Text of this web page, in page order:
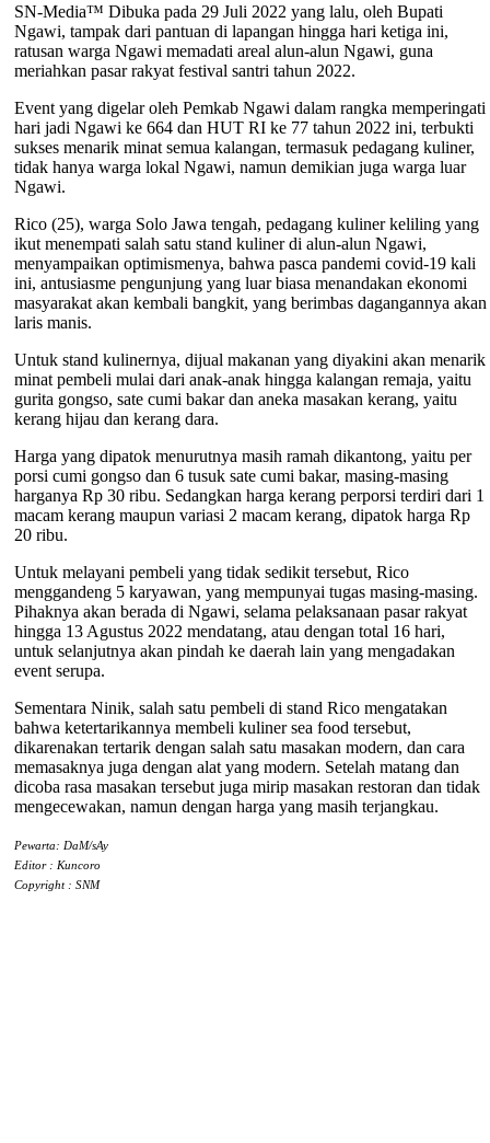
SN-Media™ Dibuka pada 29 Juli 2022 yang lalu, oleh Bupati
Ngawi, tampak dari pantuan di lapangan hingga hari ketiga ini,
ratusan warga Ngawi memadati areal alun-alun Ngawi, guna
meriahkan pasar rakyat festival santri tahun 2022.
Event yang digelar oleh Pemkab Ngawi dalam rangka memperingati
hari jadi Ngawi ke 664 dan HUT RI ke 77 tahun 2022 ini, terbukti
sukses menarik minat semua kalangan, termasuk pedagang kuliner,
tidak hanya warga lokal Ngawi, namun demikian juga warga luar
Ngawi.
Rico (25), warga Solo Jawa tengah, pedagang kuliner keliling yang
ikut menempati salah satu stand kuliner di alun-alun Ngawi,
menyampaikan optimismenya, bahwa pasca pandemi covid-19 kali
ini, antusiasme pengunjung yang luar biasa menandakan ekonomi
masyarakat akan kembali bangkit, yang berimbas dagangannya akan
laris manis.
Untuk stand kulinernya, dijual makanan yang diyakini akan menarik
minat pembeli mulai dari anak-anak hingga kalangan remaja, yaitu
gurita gongso, sate cumi bakar dan aneka masakan kerang, yaitu
kerang hijau dan kerang dara.
Harga yang dipatok menurutnya masih ramah dikantong, yaitu per
porsi cumi gongso dan 6 tusuk sate cumi bakar, masing-masing
harganya Rp 30 ribu. Sedangkan harga kerang perporsi terdiri dari 1
macam kerang maupun variasi 2 macam kerang, dipatok harga Rp
20 ribu.
Untuk melayani pembeli yang tidak sedikit tersebut, Rico
menggandeng 5 karyawan, yang mempunyai tugas masing-masing.
Pihaknya akan berada di Ngawi, selama pelaksanaan pasar rakyat
hingga 13 Agustus 2022 mendatang, atau dengan total 16 hari,
untuk selanjutnya akan pindah ke daerah lain yang mengadakan
event serupa.
Sementara Ninik, salah satu pembeli di stand Rico mengatakan
bahwa ketertarikannya membeli kuliner sea food tersebut,
dikarenakan tertarik dengan salah satu masakan modern, dan cara
memasaknya juga dengan alat yang modern. Setelah matang dan
dicoba rasa masakan tersebut juga mirip masakan restoran dan tidak
mengecewakan, namun dengan harga yang masih terjangkau.
Pewarta: DaM/sAy
Editor : Kuncoro
Copyright : SNM